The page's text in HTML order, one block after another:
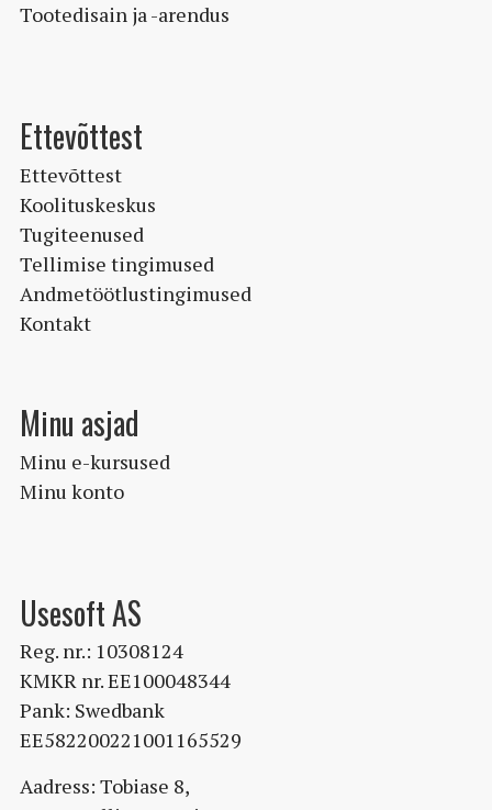
Tootedisain ja -arendus
Ettevõttest
Ettevõttest
Koolituskeskus
Tugiteenused
Tellimise tingimused
Andmetöötlustingimused
Kontakt
Minu asjad
Minu e-kursused
Minu konto
Usesoft AS
Reg. nr.: 10308124
KMKR nr. EE100048344
Pank: Swedbank
EE582200221001165529
Aadress: Tobiase 8,